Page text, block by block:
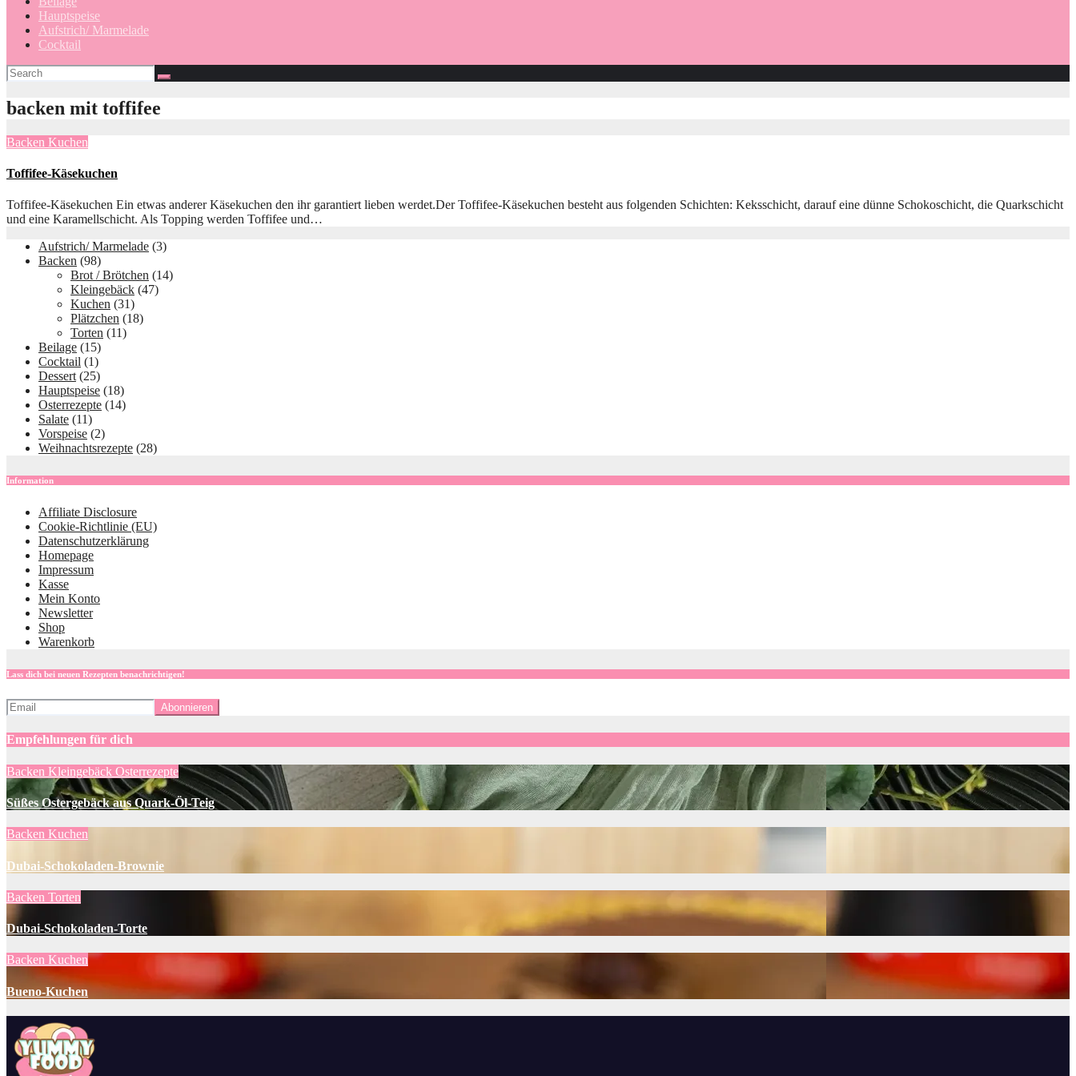
Hauptspeise
Aufstrich/ Marmelade
Cocktail
backen mit toffifee
Backen Kuchen
Toffifee-Käsekuchen
Toffifee-Käsekuchen Ein etwas anderer Käsekuchen den ihr garantiert lieben werdet.Der Toffifee-Käsekuchen besteht aus folgenden Schichten: Keksschicht, darauf eine dünne Schokoschicht, die Quarkschicht
und eine Karamellschicht. Als Topping werden Toffifee und…
Aufstrich/ Marmelade (3)
Backen (98)
Brot / Brötchen (14)
Kleingebäck (47)
Kuchen (31)
Plätzchen (18)
Torten (11)
Beilage (15)
Cocktail (1)
Dessert (25)
Hauptspeise (18)
Osterrezepte (14)
Salate (11)
Vorspeise (2)
Weihnachtsrezepte (28)
Information
Affiliate Disclosure
Cookie-Richtlinie (EU)
Datenschutzerklärung
Homepage
Impressum
Kasse
Mein Konto
Newsletter
Shop
Warenkorb
Lass dich bei neuen Rezepten benachrichtigen!
Empfehlungen für dich
Backen Kleingebäck Osterrezepte
Süßes Ostergebäck aus Quark-Öl-Teig
Backen Kuchen
Dubai-Schokoladen-Brownie
Backen Torten
Dubai-Schokoladen-Torte
Backen Kuchen
Bueno-Kuchen